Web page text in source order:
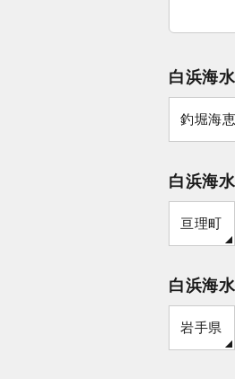
白浜海
釣堀海恵
白浜海
亘理町
白浜海
岩手県